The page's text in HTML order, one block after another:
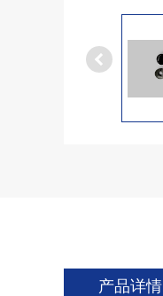
产品详情